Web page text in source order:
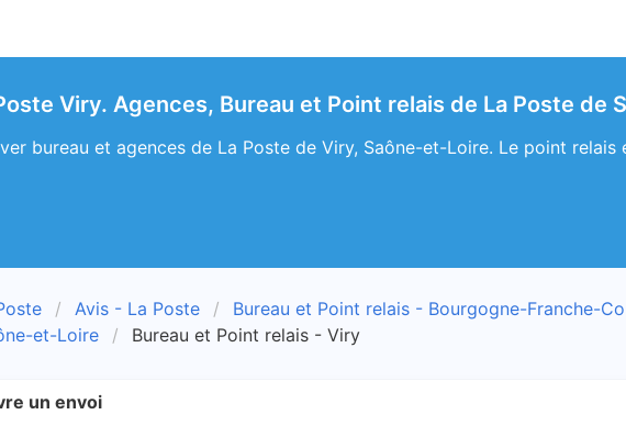
Viry. Agences, Bureau et Point relais de La Poste de
bureau et agences de La Poste de Viry, Saône-et-Loire. Le point
Avis - La Poste
Bureau et Point relais - Bourgogne-Franche-
et-Loire
Bureau et Point relais - Viry
un envoi